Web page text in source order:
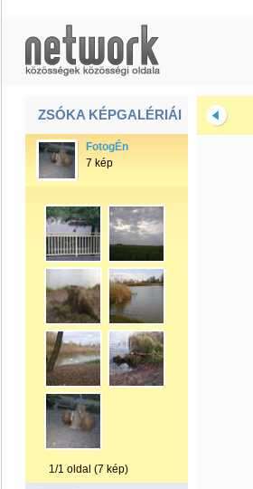
ZSÓKA KÉPGALÉRIÁI
FotogÉn
7 kép
1/1 oldal (7 kép)